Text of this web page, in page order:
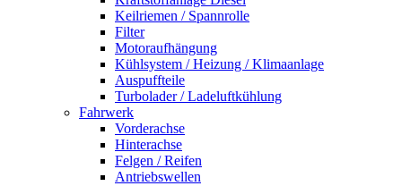
Keilriemen / Spannrolle
Filter
Motoraufhängung
Kühlsystem / Heizung / Klimaanlage
Auspuffteile
Turbolader / Ladeluftkühlung
Fahrwerk
Vorderachse
Hinterachse
Felgen / Reifen
Antriebswellen